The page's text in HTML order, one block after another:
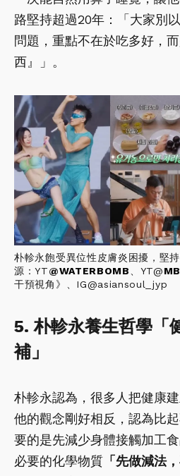
路堅持超過20年：「大家別
問題，重點不在於吃多好，
西』」。
朴軫永飽受異位性皮膚炎困擾，堅
源：YT@WATERBOMB、YT@
干預視角》、IG@asiansoul_jyp
5. 朴軫永養生哲學「
補」
朴軫永認為，很多人把健康
他的觀念剛好相反，認為比
要的是先減少身體接觸加工
必要的化學物質 「先做減法